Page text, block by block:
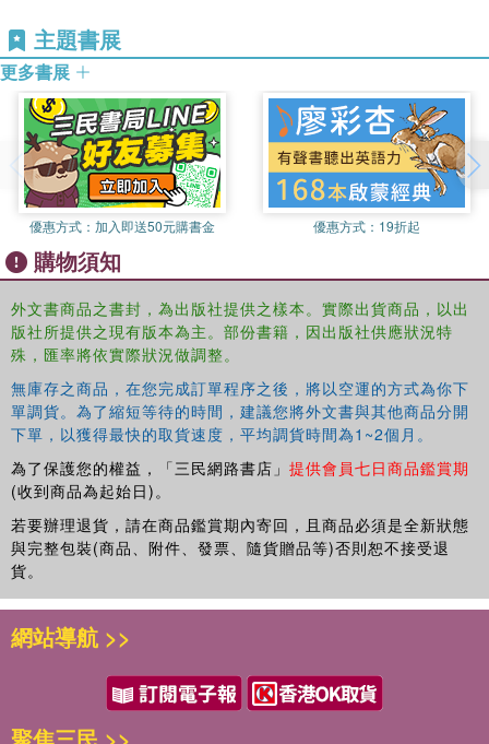
主題書展
更多書展
優惠方式： 加入即送50元購書金 優惠方式： 19折起
購物須知
外文書商品之書封，為出版社提供之樣本。實際出貨商品，以出
版社所提供之現有版本為主。部份書籍，因出版社供應狀況特
殊，匯率將依實際狀況做調整。
無庫存之商品，在您完成訂單程序之後，將以空運的方式為你下
單調貨。為了縮短等待的時間，建議您將外文書與其他商品分開
下單，以獲得最快的取貨速度，平均調貨時間為1~2個月。
為了保護您的權益，「三民網路書店」 提供會員七日商品鑑賞期
(收到商品為起始日)。
若要辦理退貨，請在商品鑑賞期內寄回，且商品必須是全新狀態
與完整包裝(商品、附件、發票、隨貨贈品等)否則恕不接受退
貨。
網站導航 >>